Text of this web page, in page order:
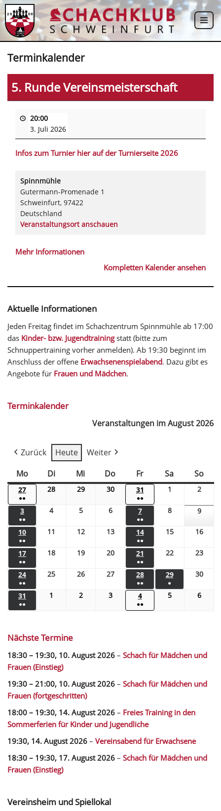
Zum
Inhalt
Terminkalender
5. Runde Vereinsmeisterschaft
20:00
3. Juli 2026
Infos zum Turnier hier auf der Turnierseite 2026
Spinnmühle
Gutermann-Promenade 1
Schweinfurt, 97422
Deutschland
Veranstaltungsort anschauen
Mehr Informationen
Kompletten Kalender ansehen
Aktuelle Informationen
Jeden Freitag findet im Schachzentrum Spinnmühle ab 17:00
das Kinder- bzw. Jugendtrainingstatt (bitte zum
Schnuppertraining vorher anmelden). Ab 19:30 beginnt im
Anschluss der offene Erwachsenenspielabend. Dazu gibt es
Angebote für Frauen und Mädchen.
Terminkalender
Veranstaltungen im August 2026
Zurück Heute
Weiter
Mo
Di Mi Do Fr Sa So
27
●●
28 29 30 31
●●
1 2
3
●●
4 5 6 7
●●
8 9
10
●●
11 12 13 14
●●
15 16
17
●●
18 19 20 21
●●
22 23
24
●●
25 26 27 28
●●
29
●
30
31
●●
1 2 3 4
●●
5 6
Nächste Termine
18:30 – 19:30, 10. August 2026 – Schach für Mädchen und
Frauen (Einstieg)
19:30 – 21:00, 10. August 2026 – Schach für Mädchen und
Frauen (fortgeschritten)
18:00 – 19:30, 14. August 2026 – Freies Training in den
Sommerferien für Kinder und Jugendliche
19:30, 14. August 2026 – Vereinsabend für Erwachsene
18:30 – 19:30, 17. August 2026 – Schach für Mädchen und
Frauen (Einstieg)
Vereinsheim und Spiellokal